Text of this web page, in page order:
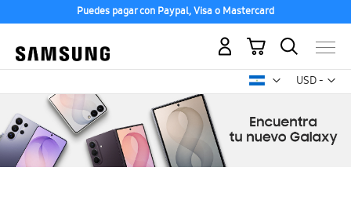
Puedes pagar con Paypal, Visa o Mastercard
USD -
dólar
Mi carrito